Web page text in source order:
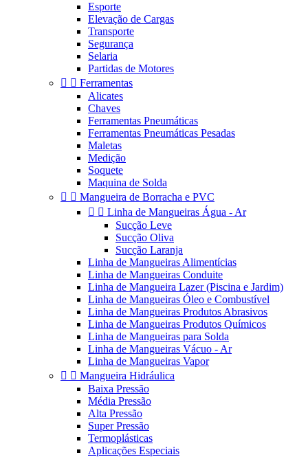
Esporte
Elevação de Cargas
Transporte
Segurança
Selaria
Partidas de Motores
  Ferramentas
Alicates
Chaves
Ferramentas Pneumáticas
Ferramentas Pneumáticas Pesadas
Maletas
Medição
Soquete
Maquina de Solda
  Mangueira de Borracha e PVC
  Linha de Mangueiras Água - Ar
Sucção Leve
Sucção Oliva
Sucção Laranja
Linha de Mangueiras Alimentícias
Linha de Mangueiras Conduite
Linha de Mangueira Lazer (Piscina e Jardim)
Linha de Mangueiras Óleo e Combustível
Linha de Mangueiras Produtos Abrasivos
Linha de Mangueiras Produtos Químicos
Linha de Mangueiras para Solda
Linha de Mangueiras Vácuo - Ar
Linha de Mangueiras Vapor
  Mangueira Hidráulica
Baixa Pressão
Média Pressão
Alta Pressão
Super Pressão
Termoplásticas
Aplicações Especiais